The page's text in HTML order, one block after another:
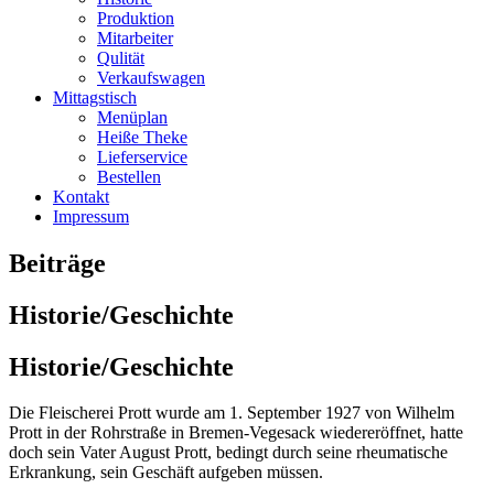
Produktion
Mitarbeiter
Qulität
Verkaufswagen
Mittagstisch
Menüplan
Heiße Theke
Lieferservice
Bestellen
Kontakt
Impressum
Beiträge
Historie/Geschichte
Historie/Geschichte
Die Fleischerei Prott wurde am 1. September 1927 von Wilhelm
Prott in der Rohrstraße in Bremen-Vegesack wiedereröffnet, hatte
doch sein Vater August Prott, bedingt durch seine rheumatische
Erkrankung, sein Geschäft aufgeben müssen.